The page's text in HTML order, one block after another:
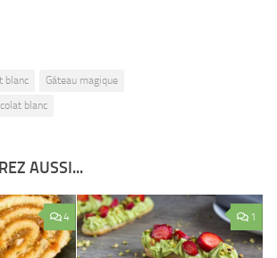
blanc
Gâteau magique
blanc
AUSSI...
4 1